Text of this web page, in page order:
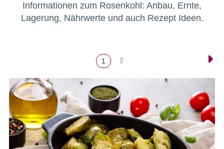
Informationen zum Rosenkohl: Anbau, Ernte,
Lagerung, Nährwerte und auch Rezept Ideen.
1 2